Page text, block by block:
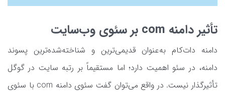
تأثیر دامنه com بر سئوی وب‌سایت
دامنه دات‌کام به‌عنوان قدیمی‌ترین و شناخته‌شده‌ترین پسوند
دامنه، در سئو اهمیت دارد؛ اما مستقیماً بر رتبه سایت در گوگل
تأثیرگذار نیست. در واقع می‌توان گفت سئوی دامنه com با سئوی